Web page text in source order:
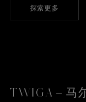
探索更多
TWIGA – 马